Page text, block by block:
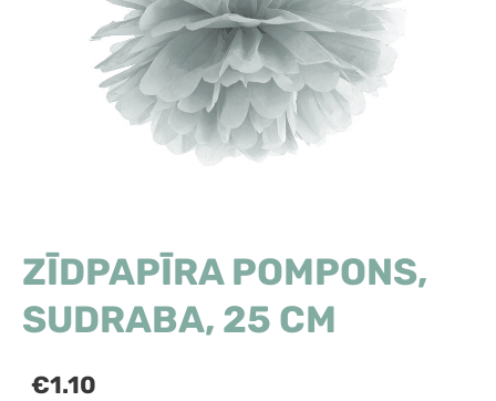
ZĪDPAPĪRA POMPONS,
SUDRABA, 25 CM
€1.10